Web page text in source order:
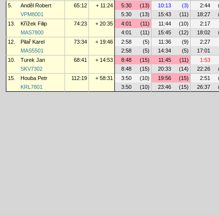
5.
Anděl Robert 65:12 + 11:24 5:30 (13) 10:13 (3) 2:44
VPM8001
5:30 (13) 15:43 (11) 18:27
13.
Křížek Filip 74:23 + 20:35 4:01 (11) 11:44 (10)
2:17
MAS7800
4:01 (11) 15:45 (12) 18:02
12.
Pilař Karel 73:34 + 19:46 2:58 (5) 11:36 (9)
2:27
MAS5501
2:58 (5) 14:34 (5)
17:01
10.
Turek Jan 68:41 + 14:53 8:48 (15) 11:45 (11)
1:53
SKV7302
8:48 (15) 20:33 (14) 22:26
15.
Houba Petr 112:19 + 58:31 3:50 (10) 19:56 (15) 2:51
KRL7801
3:50 (10) 23:46 (15) 26:37